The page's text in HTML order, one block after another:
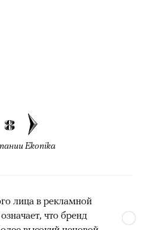
8
Ekonika
лица в рекламной
что бренд